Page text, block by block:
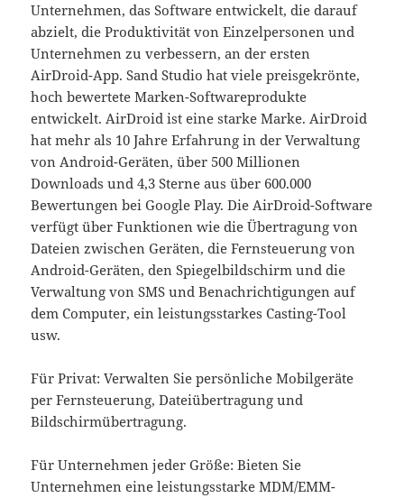
Unternehmen, das Software entwickelt, die darauf
abzielt, die Produktivität von Einzelpersonen und
Unternehmen zu verbessern, an der ersten
AirDroid-App. Sand Studio hat viele preisgekrönte,
hoch bewertete Marken-Softwareprodukte
entwickelt. AirDroid ist eine starke Marke. AirDroid
hat mehr als 10 Jahre Erfahrung in der Verwaltung
von Android-Geräten, über 500 Millionen
Downloads und 4,3 Sterne aus über 600.000
Bewertungen bei Google Play. Die AirDroid-Software
verfügt über Funktionen wie die Übertragung von
Dateien zwischen Geräten, die Fernsteuerung von
Android-Geräten, den Spiegelbildschirm und die
Verwaltung von SMS und Benachrichtigungen auf
dem Computer, ein leistungsstarkes Casting-Tool
usw.
Für Privat: Verwalten Sie persönliche Mobilgeräte
per Fernsteuerung, Dateiübertragung und
Bildschirmübertragung.
Für Unternehmen jeder Größe: Bieten Sie
Unternehmen eine leistungsstarke MDM/EMM-